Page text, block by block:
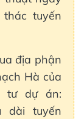
tuyến
địa phận
Hà của
tư dự án:
dài tuyến